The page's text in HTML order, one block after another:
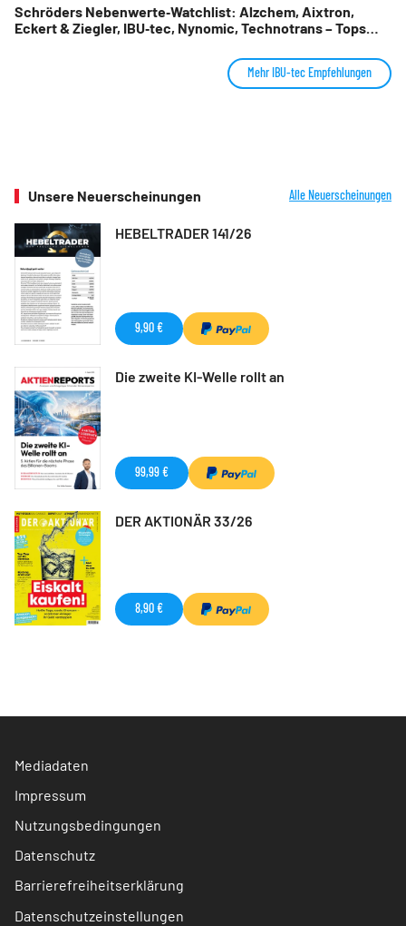
Schröders Nebenwerte‑Watchlist: Alzchem, Aixtron,
Eckert & Ziegler, IBU‑tec, Nynomic, Technotrans – Tops
Mehr IBU-tec Empfehlungen
Unsere Neuerscheinungen Alle Neuerscheinungen
HEBELTRADER 141/26
9,90 €
Die zweite KI-Welle rollt an
99,99 €
DER AKTIONÄR 33/26
8,90 €
Mediadaten
Impressum
Nutzungsbedingungen
Datenschutz
Barrierefreiheitserklärung
Datenschutzeinstellungen